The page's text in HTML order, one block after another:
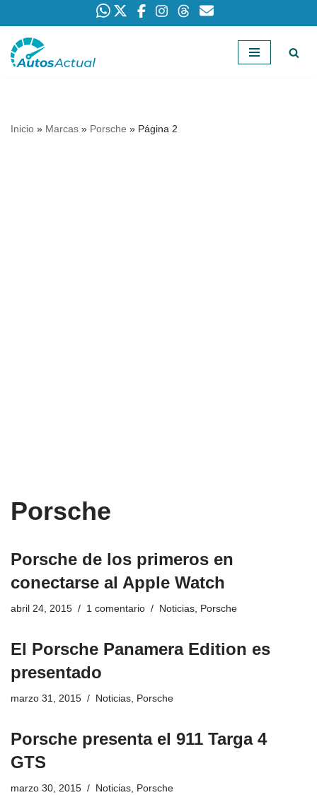
Saltar
Inicio » Marcas » Porsche » Página 2
Porsche
Porsche de los primeros en
conectarse al Apple Watch
abril 24, 2015 1 comentario Noticias, Porsche
El Porsche Panamera Edition es
presentado
marzo 31, 2015 Noticias, Porsche
Porsche presenta el 911 Targa 4
GTS
marzo 30, 2015 Noticias, Porsche